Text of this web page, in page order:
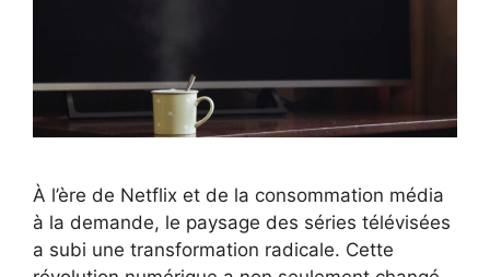
À l’ère de Netflix et de la consommation média
à la demande, le paysage des séries télévisées
a subi une transformation radicale. Cette